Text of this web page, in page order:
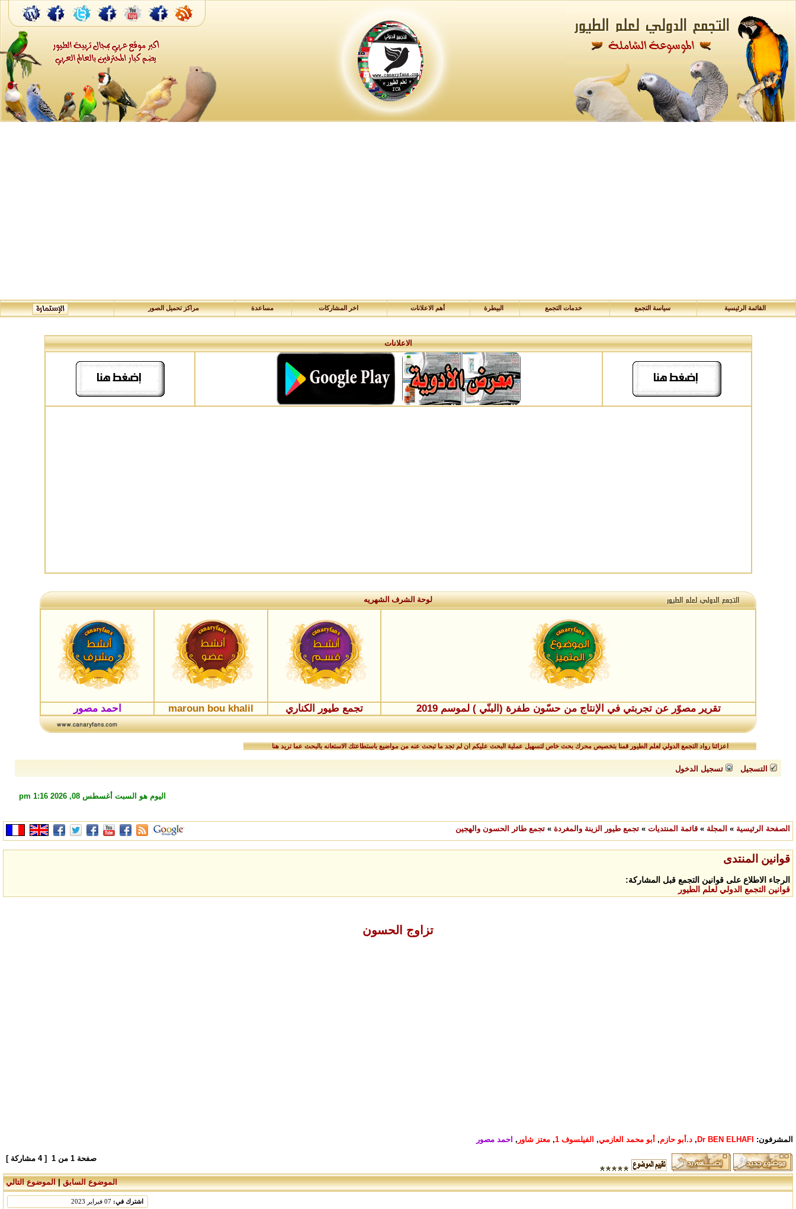
القائمة الرئيسية سياسة التجمع خدمات التجمع البيطرة أهم الاعلانات اخر المشاركات مساعدة مراكز تحميل الصور
الاعلانات
لوحة الشرف الشهريه
تقرير مصوّر عن تجربتي في الإنتاج من حسّون طفرة (البنّي ) لموسم 2019 تجمع طيور الكناري maroun bou khalil احمد مصور
اعزائنا رواد التجمع الدولي لعلم الطيور قمنا بتخصيص محرك بحث خاص لتسهيل عملية البحث عليكم ان لم تجد ما تبحث عنه من مواضيع باستطاعتك الاستعانه بالبحث عما تريد هنا
التسجيل تسجيل الدخول
اليوم هو السبت أغسطس 08, 2026 1:16 pm
الصفحة الرئيسية » المجلة » قائمة المنتديات » تجمع طيور الزينة والمغردة » تجمع طائر الحسون والهجين
قوانين المنتدى
الرجاء الاطلاع على قوانين التجمع قبل المشاركة:
قوانين التجمع الدولي لعلم الطيور
تزاوج الحسون
المشرفون: Dr BEN ELHAFI
, د.أبو حازم, أبو محمد العازمي, الفيلسوف 1 , معتز شاور , احمد مصور
صفحة 1 من 1 [ 4 مشاركة ]
الموضوع السابق|الموضوع التالي
اشترك في: